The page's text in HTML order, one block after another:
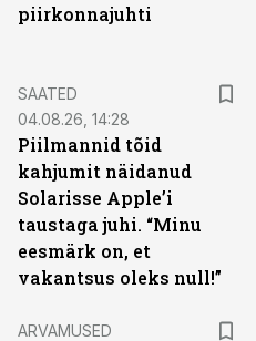
piirkonnajuhti
SAATED
04.08.26, 14:28
Piilmannid tõid
kahjumit näidanud
Solarisse Apple’i
taustaga juhi. “Minu
eesmärk on, et
vakantsus oleks null!”
ARVAMUSED